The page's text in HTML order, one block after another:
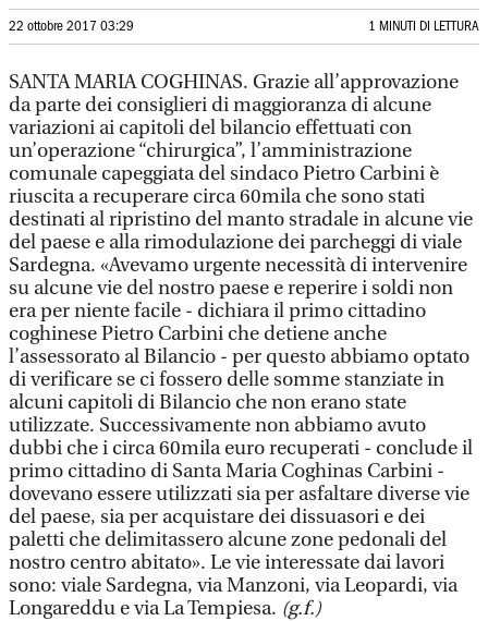
22 ottobre 2017 03:29 1 MINUTI DI LETTURA
SANTA MARIA COGHINAS. Grazie all’approvazione
da parte dei consiglieri di maggioranza di alcune
variazioni ai capitoli del bilancio effettuati con
un’operazione “chirurgica”, l’amministrazione
comunale capeggiata del sindaco Pietro Carbini è
riuscita a recuperare circa 60mila che sono stati
destinati al ripristino del manto stradale in alcune vie
del paese e alla rimodulazione dei parcheggi di viale
Sardegna. «Avevamo urgente necessità di intervenire
su alcune vie del nostro paese e reperire i soldi non
era per niente facile - dichiara il primo cittadino
coghinese Pietro Carbini che detiene anche
l’assessorato al Bilancio - per questo abbiamo optato
di verificare se ci fossero delle somme stanziate in
alcuni capitoli di Bilancio che non erano state
utilizzate. Successivamente non abbiamo avuto
dubbi che i circa 60mila euro recuperati - conclude il
primo cittadino di Santa Maria Coghinas Carbini -
dovevano essere utilizzati sia per asfaltare diverse vie
del paese, sia per acquistare dei dissuasori e dei
paletti che delimitassero alcune zone pedonali del
nostro centro abitato». Le vie interessate dai lavori
sono: viale Sardegna, via Manzoni, via Leopardi, via
Longareddu e via La Tempiesa. (g.f.)